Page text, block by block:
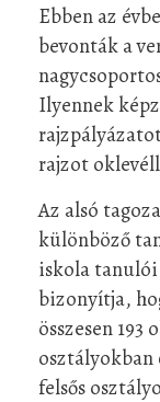
Ebben az
bevonták a
Ilyennek
rajzot
Az alsó
különböző
iskola
bizonyítja,
összesen
osztályokban
felsős